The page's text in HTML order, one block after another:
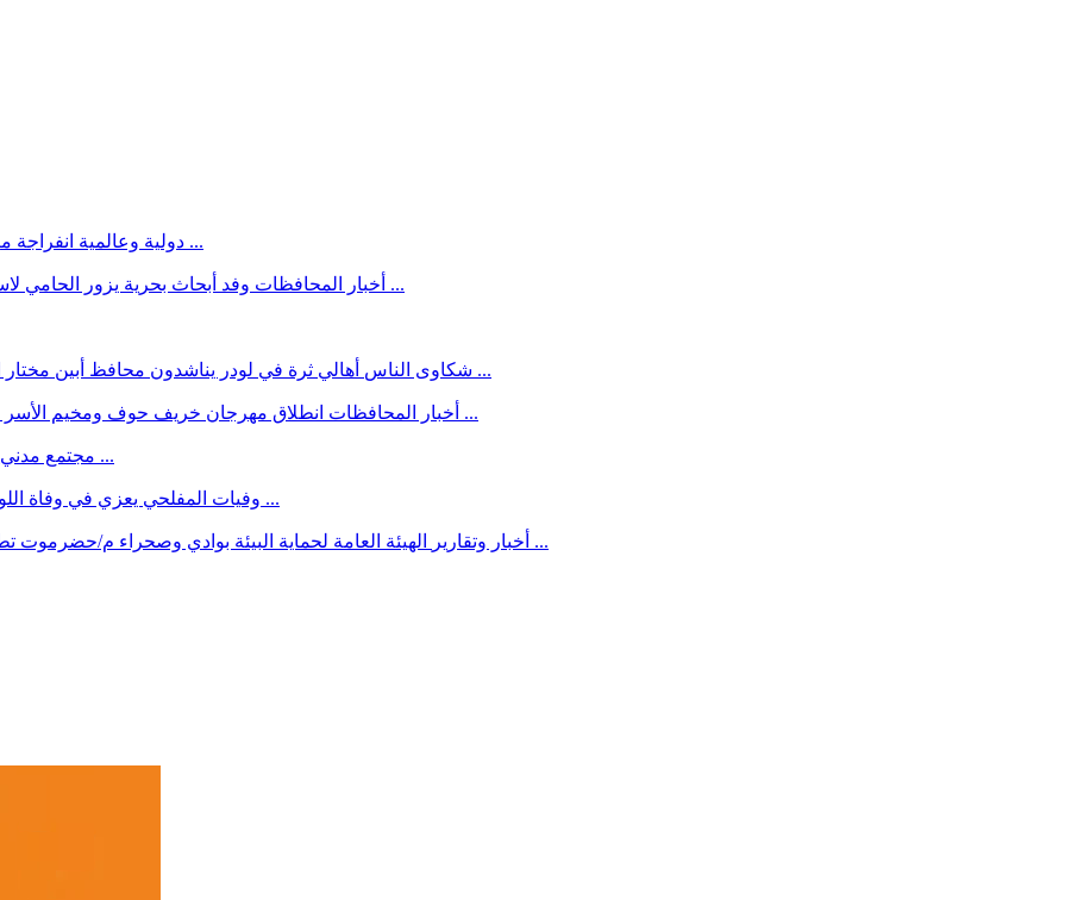
دولية وعالمية انفراجة مرتقبة في مضيق هرمز مع تقدم المفاوضات الأميركية-الإيـ ـرانية ...
أخبار المحافظات وفد أبحاث بحرية يزور الحامي لاستكمال ترسيم المحمية وإدراجها رسمياً ضمن المحميات الوطنية ...
شكاوى الناس أهالي ثرة في لودر يناشدون محافظ أبين مختار الرباش والبرنامج السعودي إعادة إعمار مدرسة عثمان بن عفان ...
أخبار المحافظات انطلاق مهرجان خريف حوف ومخيم الأسر المنتجة بالمهرة لإحياء الموروث الثقافي ودعم المنتجات المحلية ...
مجتمع مدني مؤسسة الهجرة توزع ملابس للأطفال في مناطق أبين الوسطى ...
وفيات المفلحي يعزي في وفاة اللواء الركن صالح علي عبدالحبيب ويشيد بمسيرته الوطنية والأمنية ...
أخبار وتقارير الهيئة العامة لحماية البيئة بوادي وصحراء م/حضرموت تطلق مناشدة عاجلة لدعم وادي حضرموت لمواجهة تحديات التغي ...